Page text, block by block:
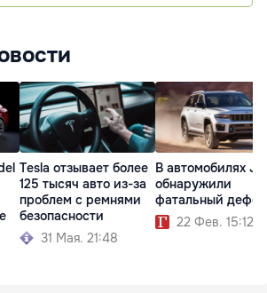
Tesla отзывает более
125 тысяч авто из-за
проблем с ремнями
безопасности
31 Мая. 21:48
В автомобилях
обнаружили
фатальный
22 Фев. 15:12